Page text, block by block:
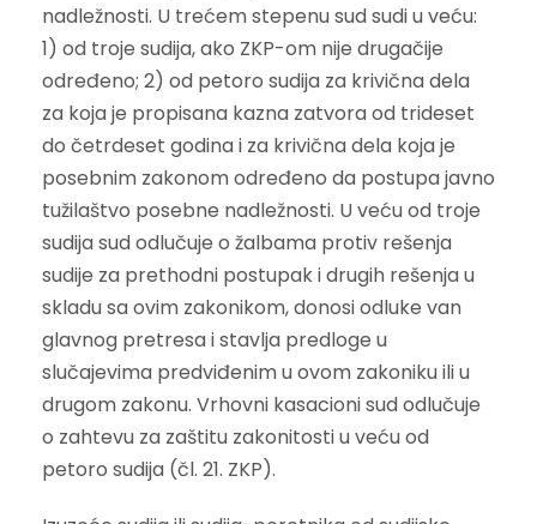
nadležnosti. U trećem stepenu sud sudi u veću:
1) od troje sudija, ako ZKP-om nije drugačije
određeno; 2) od petoro sudija za krivična dela
za koja je propisana kazna zatvora od trideset
do četrdeset godina i za krivična dela koja je
posebnim zakonom određeno da postupa javno
tužilaštvo posebne nadležnosti. U veću od troje
sudija sud odlučuje o žalbama protiv rešenja
sudije za prethodni postupak i drugih rešenja u
skladu sa ovim zakonikom, donosi odluke van
glavnog pretresa i stavlja predloge u
slučajevima predviđenim u ovom zakoniku ili u
drugom zakonu. Vrhovni kasacioni sud odlučuje
o zahtevu za zaštitu zakonitosti u veću od
petoro sudija (čl. 21. ZKP).